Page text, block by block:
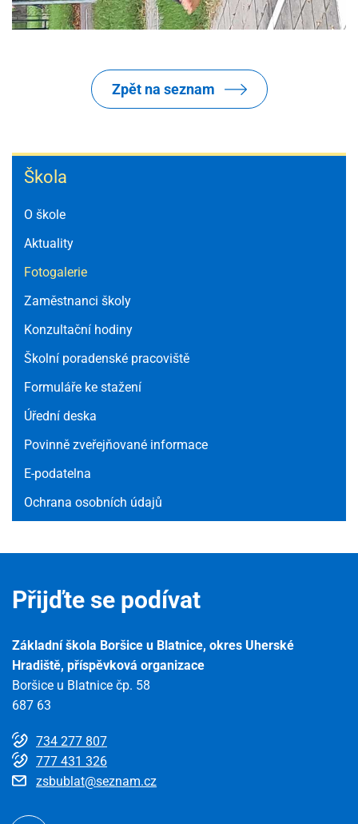
Škola
Škola
O škole
Aktuality
Fotogalerie
Zaměstnanci školy
Konzultační hodiny
Školní poradenské pracoviště
Formuláře ke stažení
Úřední deska
Povinně zveřejňované informace
E-podatelna
Ochrana osobních údajů
Zpět na seznam
Přijďte se podívat
Základní škola Boršice u Blatnice, okres Uherské
Hradiště, příspěvková organizace
Boršice u Blatnice čp. 58
687 63
734 277 807
777 431 326
zsbublat@seznam.cz